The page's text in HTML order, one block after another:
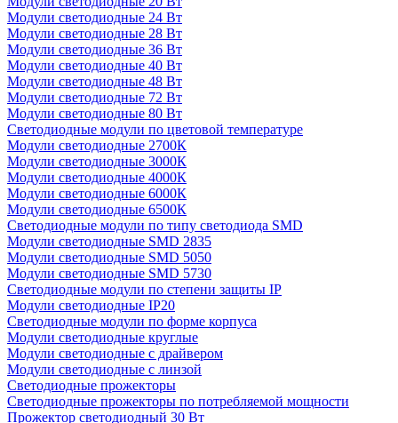
Модули светодиодные 24 Вт
Модули светодиодные 28 Вт
Модули светодиодные 36 Вт
Модули светодиодные 40 Вт
Модули светодиодные 48 Вт
Модули светодиодные 72 Вт
Модули светодиодные 80 Вт
Светодиодные модули по цветовой температуре
Модули светодиодные 2700К
Модули светодиодные 3000К
Модули светодиодные 4000К
Модули светодиодные 6000К
Модули светодиодные 6500К
Светодиодные модули по типу светодиода SMD
Модули светодиодные SMD 2835
Модули светодиодные SMD 5050
Модули светодиодные SMD 5730
Светодиодные модули по степени защиты IP
Модули светодиодные IP20
Светодиодные модули по форме корпуса
Модули светодиодные круглые
Модули светодиодные с драйвером
Модули светодиодные с линзой
Светодиодные прожекторы
Светодиодные прожекторы по потребляемой мощности
Прожектор светодиодный 30 Вт